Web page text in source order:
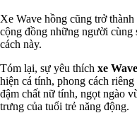
Xe Wave hồng cũng trở
cộng đồng những người cùng
cách này.
Tóm lại, sự yêu thích xe
hiện cá tính, phong cách
đậm chất nữ tính, ngọt ngào
trưng của tuổi trẻ năng động.